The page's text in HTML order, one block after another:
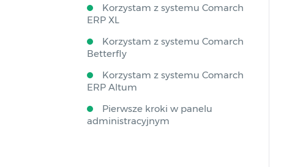
Korzystam z systemu Comarch
ERP XL
Korzystam z systemu Comarch
Betterfly
Korzystam z systemu Comarch
ERP Altum
Pierwsze kroki w panelu
administracyjnym